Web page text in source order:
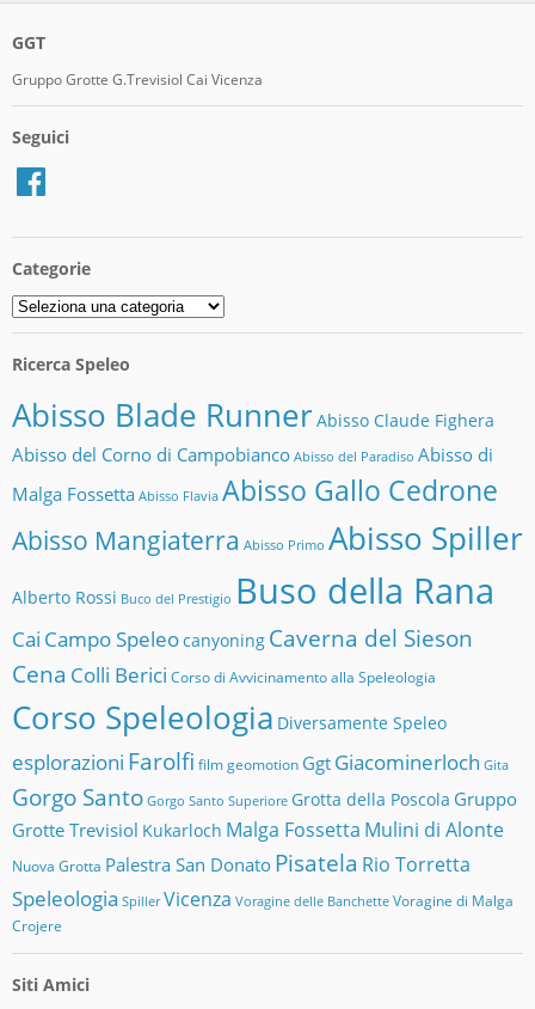
GGT
Gruppo Grotte G.Trevisiol Cai Vicenza
Seguici
Facebook
Categorie
Categorie
Ricerca Speleo
Abisso Blade RunnerAbisso Claude Fighera
Abisso del Corno di Campobianco Abisso del Paradiso Abisso di
Malga Fossetta Abisso Flavia Abisso Gallo Cedrone
Abisso Mangiaterra Abisso Primo Abisso Spiller
Alberto Rossi Buco del Prestigio Buso della Rana
Cai Campo Speleocanyoning Caverna del Sieson
Cena Colli Berici Corso di Avvicinamento alla Speleologia
Corso Speleologia Diversamente Speleo
esplorazioni Farolfi film geomotion Ggt Giacominerloch Gita
Gorgo Santo Gorgo Santo Superiore Grotta della Poscola Gruppo
Grotte Trevisiol Kukarloch Malga Fossetta Mulini di Alonte
Nuova Grotta Palestra San Donato Pisatela Rio Torretta
Speleologia Spiller Vicenza Voragine delle Banchette Voragine di Malga
Crojere
Siti Amici